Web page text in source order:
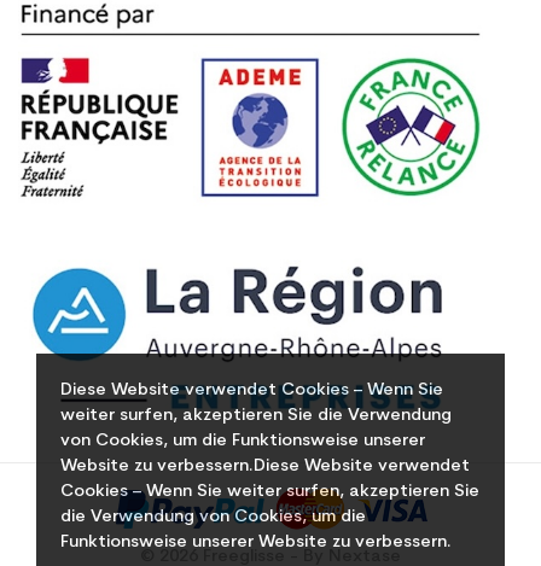
Diese Website verwendet Cookies – Wenn Sie
weiter surfen, akzeptieren Sie die Verwendung
von Cookies, um die Funktionsweise unserer
Website zu verbessern.Diese Website verwendet
Cookies – Wenn Sie weiter surfen, akzeptieren Sie
die Verwendung von Cookies, um die
Funktionsweise unserer Website zu verbessern.